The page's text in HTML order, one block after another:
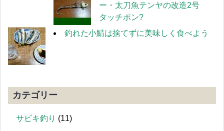
ー・太刀魚テンヤの改造2号
タッチポン?
釣れた小鯖は捨てずに美味しく食べよう
カテゴリー
サビキ釣り (11)